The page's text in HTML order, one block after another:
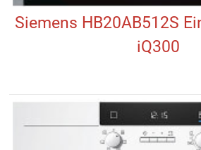
Siemens HB20AB512S
iQ300